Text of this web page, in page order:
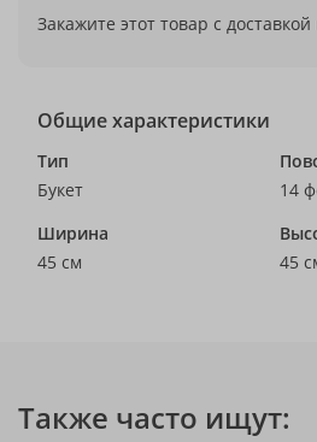
Закажите этот товар с
Общие характеристики
Тип
Букет
14
Ширина
45 см
45
Также часто ищут: